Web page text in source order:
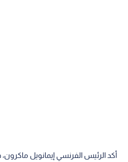
أكد الرئيس الفرنسي إيمانويل